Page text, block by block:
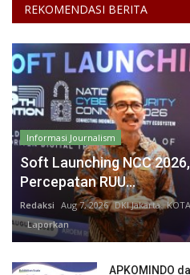
REKOMENDASI BERITA
Informasi Journalism
Soft Launching NCC
Percepatan RUU...
Redaksi Aug 7, 2026 DKI Jakarta
Laporkan
APKOMINDO